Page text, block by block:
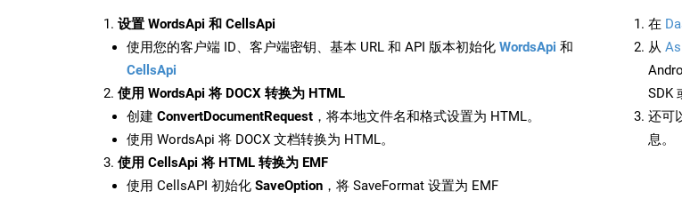
设置 WordsApi 和 CellsApi
使用您的客户端 ID、客户端密钥、基本 URL 和 API 版本初始化 WordsApi 和
CellsApi
使用 WordsApi 将 DOCX 转换为 HTML
创建 ConvertDocumentRequest ，将本地文件名和格式设置为 HTML。
使用 WordsApi 将 DOCX 文档转换为 HTML。
使用 CellsApi 将 HTML 转换为 EMF
使用 CellsAPI 初始化 SaveOption ，将 SaveFormat 设置为 EMF
在
从
SDK
还可
息。